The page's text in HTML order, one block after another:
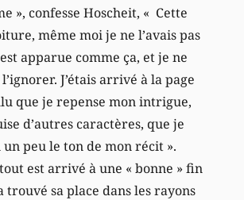
», confesse Hoscheit, « Cette
même moi je ne l’avais pas
apparue comme ça, et je ne
J’étais arrivé à la page
que je repense mon intrigue,
d’autres caractères, que je
un peu le ton de mon récit ».
est arrivé à une « bonne » fin
trouvé sa place dans les rayons